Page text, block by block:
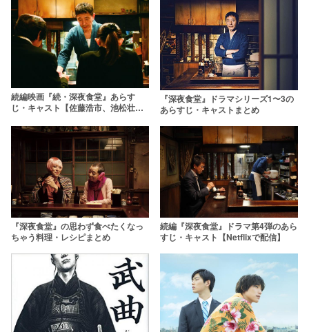
続編映画『続・深夜食堂』あらす
じ・キャスト【佐藤浩市、池松壮亮
『深夜食堂』ドラマシリーズ1〜3の
あらすじ・キャストまとめ
『深夜食堂』の思わず食べたくなっ
ちゃう料理・レシピまとめ
続編『深夜食堂』ドラマ第4弾のあら
すじ・キャスト【Netflixで配信】